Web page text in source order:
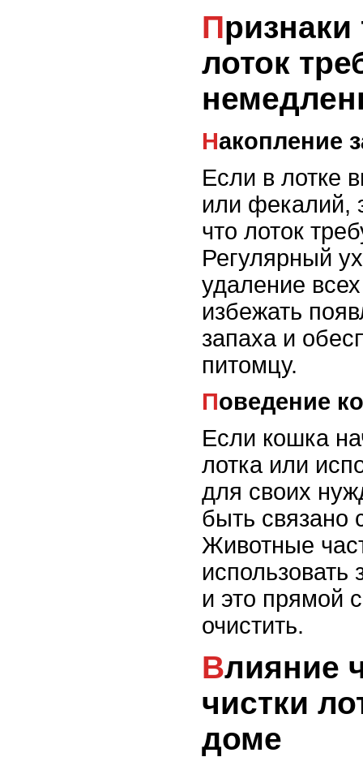
Признаки того, что
лоток
Накопление
Если в лотке
или фекалий,
что лоток
Регулярный
удаление
избежать
запаха и
питомцу.
Поведение
Если кошка
лотка или
для своих
быть связано
Животные
использовать
и это прямой
очистить.
Влияние частоты
чистки
доме